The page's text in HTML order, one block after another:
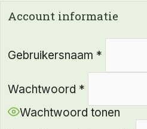
Account informatie
Gebruikersnaam *
Wachtwoord *
Wachtwoord tonen